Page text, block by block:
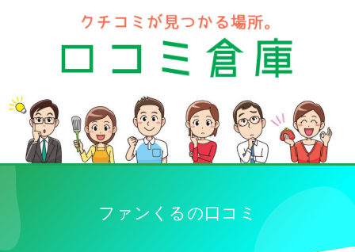
ファンくるの口コミ